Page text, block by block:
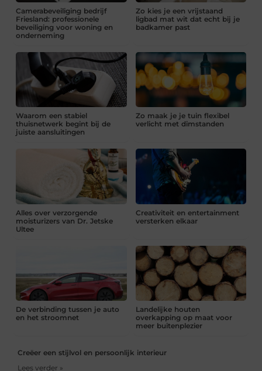
Camerabeveiliging bedrijf
Friesland: professionele
beveiliging voor woning en
onderneming
Zo kies je een vrijstaand
ligbad mat wit dat echt bij je
badkamer past
Waarom een stabiel
thuisnetwerk begint bij de
juiste aansluitingen
Zo maak je je tuin flexibel
verlicht met dimstanden
Alles over verzorgende
moisturizers van Dr. Jetske
Ultee
Creativiteit en entertainment
versterken elkaar
De verbinding tussen je auto
en het stroomnet
Landelijke houten
overkapping op maat voor
meer buitenplezier
Creëer een stijlvol en persoonlijk interieur
Lees verder »